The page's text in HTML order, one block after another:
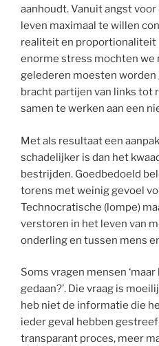
aanhoudt. Vanuit angst
leven maximaal te willen
realiteit en proportionaliteit
enorme stress mochten we
gelederen moesten worden
bracht partijen van links tot
samen te werken aan een
Met als resultaat een
schadelijker is dan het
bestrijden. Goedbedoeld
torens met weinig gevoel
Technocratische (lompe)
verstoren in het leven van
onderling en tussen mens
Soms vragen mensen
gedaan?’. Die vraag is
heb niet de informatie die
ieder geval hebben
transparant proces, meer